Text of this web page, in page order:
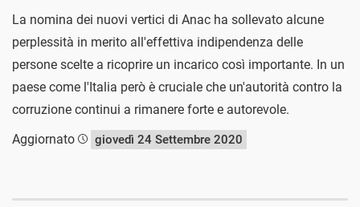
La nomina dei nuovi vertici di Anac ha sollevato alcune
perplessità in merito all'effettiva indipendenza delle
persone scelte a ricoprire un incarico così importante. In un
paese come l'Italia però è cruciale che un'autorità contro la
corruzione continui a rimanere forte e autorevole.
Aggiornato
giovedì 24 Settembre 2020